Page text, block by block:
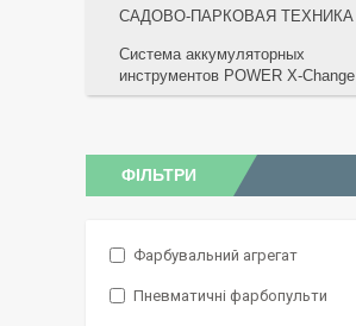
САДОВО-ПАРКОВАЯ ТЕХНИКА
Система аккумуляторных
инструментов POWER X-Change
ФІЛЬТРИ
Фарбувальний агрегат
Пневматичні фарбопульти